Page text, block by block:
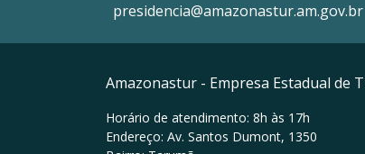
presidencia@amazonastur.am.gov.br
Amazonastur - Empresa Estadual de
Horário de atendimento: 8h às 17h
Endereço: Av. Santos Dumont, 1350